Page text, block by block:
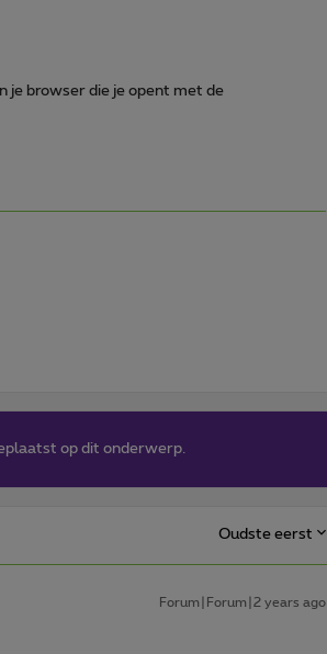
je browser die je opent met de
op dit onderwerp.
Oudste eerst
Forum|Forum|2 years ago